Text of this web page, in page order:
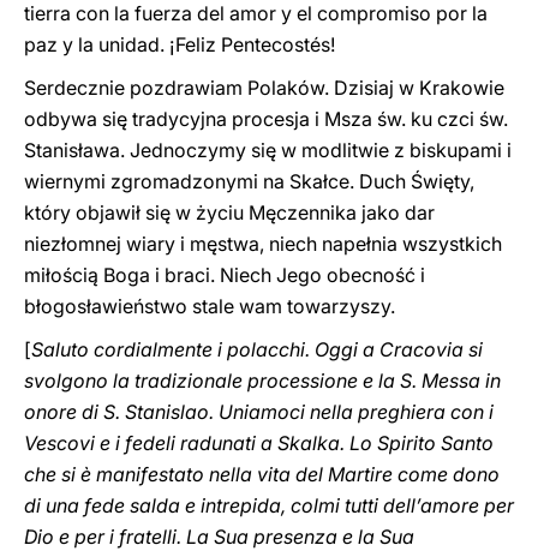
tierra con la fuerza del amor y el compromiso por la
paz y la unidad. ¡Feliz Pentecostés!
Serdecznie pozdrawiam Polaków. Dzisiaj w Krakowie
odbywa się tradycyjna procesja i Msza św. ku czci św.
Stanisława. Jednoczymy się w modlitwie z biskupami i
wiernymi zgromadzonymi na Skałce. Duch Święty,
który objawił się w życiu Męczennika jako dar
niezłomnej wiary i męstwa, niech napełnia wszystkich
miłością Boga i braci. Niech Jego obecność i
błogosławieństwo stale wam towarzyszy.
[Saluto cordialmente i polacchi. Oggi a Cracovia si
svolgono la tradizionale processione e la S. Messa in
onore di S. Stanislao. Uniamoci nella preghiera con i
Vescovi e i fedeli radunati a Skalka. Lo Spirito Santo
che si è manifestato nella vita del Martire come dono
di una fede salda e intrepida, colmi tutti dell’amore per
Dio e per i fratelli. La Sua presenza e la Sua